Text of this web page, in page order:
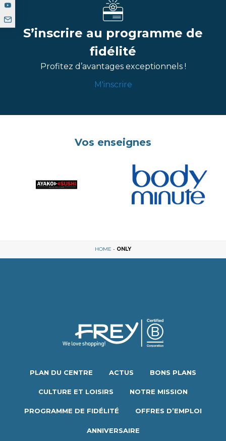
S’inscrire au programme de
fidélité
Profitez d’avantages exceptionnels !
M'inscrire
Vos enseignes
HOME - ONLY
PLAN DU CENTRE ACTUS BONS PLANS
CULTURE ET LOISIRS NOTRE MISSION
PROGRAMME DE FIDÉLITÉ OFFRES D’EMPLOI
ANNIVERSAIRE